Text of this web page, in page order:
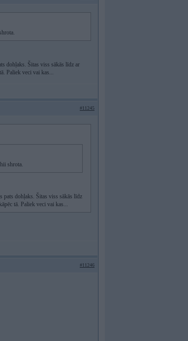
dohļaks. Šitas viss sākās līdz ar
Paliek veci vai kas...
#11245
shrota.
pats dohļaks. Šitas viss sākās līdz
tā. Paliek veci vai kas...
#11246